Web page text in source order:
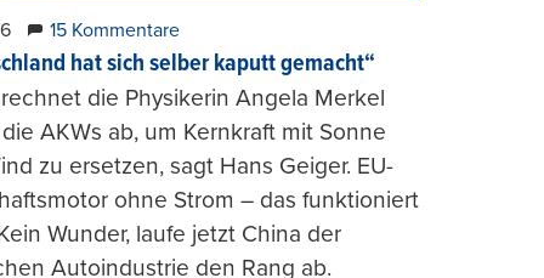
15 Kommentare
hat sich selber kaputt gemacht“
die Physikerin Angela Merkel
AKWs ab, um Kernkraft mit Sonne
zu ersetzen, sagt Hans Geiger. EU-
ohne Strom – das funktioniert
Wunder, laufe jetzt China der
Autoindustrie den Rang ab.